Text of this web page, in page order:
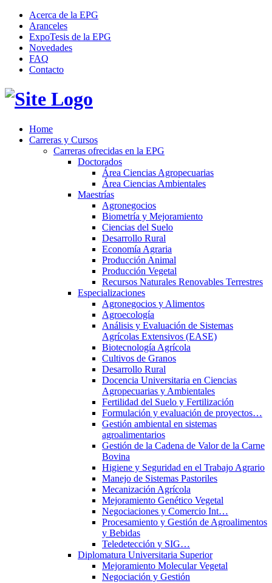
Acerca de la EPG
Aranceles
ExpoTesis de la EPG
Novedades
FAQ
Contacto
Home
Carreras y Cursos
Carreras ofrecidas en la EPG
Doctorados
Área Ciencias Agropecuarias
Área Ciencias Ambientales
Maestrías
Agronegocios
Biometría y Mejoramiento
Ciencias del Suelo
Desarrollo Rural
Economía Agraria
Producción Animal
Producción Vegetal
Recursos Naturales Renovables Terrestres
Especializaciones
Agronegocios y Alimentos
Agroecología
Análisis y Evaluación de Sistemas
Agrícolas Extensivos (EASE)
Biotecnología Agrícola
Cultivos de Granos
Desarrollo Rural
Docencia Universitaria en Ciencias
Agropecuarias y Ambientales
Fertilidad del Suelo y Fertilización
Formulación y evaluación de proyectos…
Gestión ambiental en sistemas
agroalimentarios
Gestión de la Cadena de Valor de la Carne
Bovina
Higiene y Seguridad en el Trabajo Agrario
Manejo de Sistemas Pastoriles
Mecanización Agrícola
Mejoramiento Genético Vegetal
Negociaciones y Comercio Int…
Procesamiento y Gestión de Agroalimentos
y Bebidas
Teledetección y SIG…
Diplomatura Universitaria Superior
Mejoramiento Molecular Vegetal
Negociación y Gestión